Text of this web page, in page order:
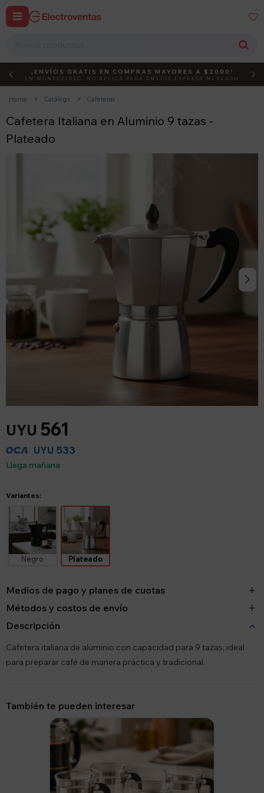
 
DEBUT ACTIVÁ EL CÓDIGO
¡ENVÍOS GRATIS EN COMPRAS MAYORES A $2000!
EN MONTEVIDEO, NO APLICA PARA ENVÍOS EXPRESS NI FLASH
Home Catálogo Cafeteras
Cafetera Italiana en Aluminio 9 tazas -
Plateado
UYU 561
UYU 533
Llega mañana
Variantes:
Negro Plateado
Medios de pago y planes de cuotas
Métodos y costos de envío
Descripción
Cafetera italiana de aluminio con capacidad para 9 tazas, ideal
para preparar café de manera práctica y tradicional.
También te pueden interesar